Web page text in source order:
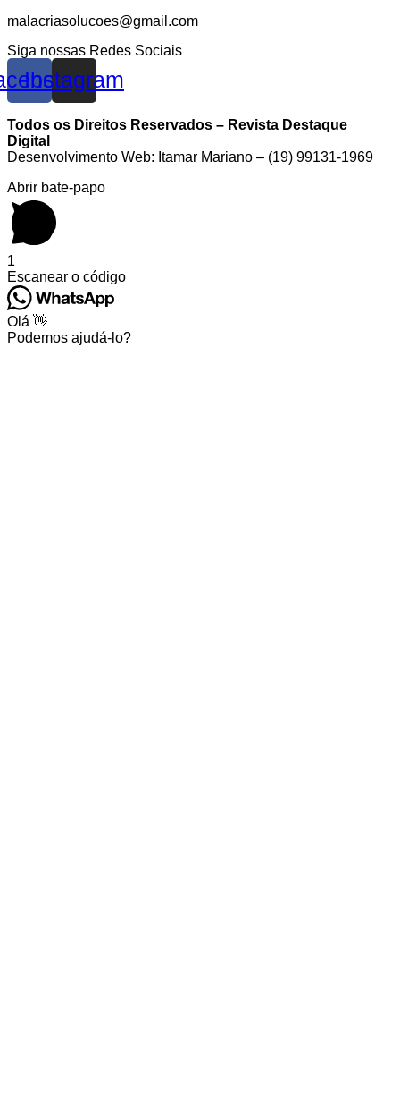
malacriasolucoes@gmail.com
Siga nossas Redes Sociais
Instagram
Todos os Direitos Reservados – Revista Destaque
Digital
Desenvolvimento Web: Itamar Mariano – (19) 99131-1969
Abrir bate-papo
1
Escanear o código
Olá 👋
Podemos ajudá-lo?